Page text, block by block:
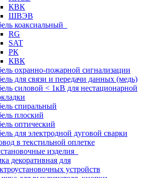
КВК
ШВЭВ
коаксиальный
RG
SAT
РК
КВК
охранно-пожарной сигнализации
для связи и передачи данных (медь)
силовой < 1кВ для нестационарной
спиральный
плоский
оптический
для электродной дуговой сварки
в текстильной оплетке
изделия
декоративная для
устройств